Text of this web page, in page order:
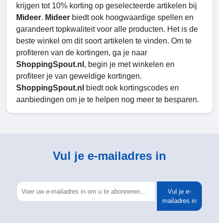
krijgen tot 10% korting op geselecteerde artikelen bij
Mideer. Mideer biedt ook hoogwaardige spellen en
garandeert topkwaliteit voor alle producten. Het is de
beste winkel om dit soort artikelen te vinden. Om te
profiteren van de kortingen, ga je naar
ShoppingSpout.nl , begin je met winkelen en
profiteer je van geweldige kortingen.
ShoppingSpout.nl
biedt ook kortingscodes en
aanbiedingen om je te helpen nog meer te besparen.
Vul je e-mailadres in
Vul je e-
mailadres in